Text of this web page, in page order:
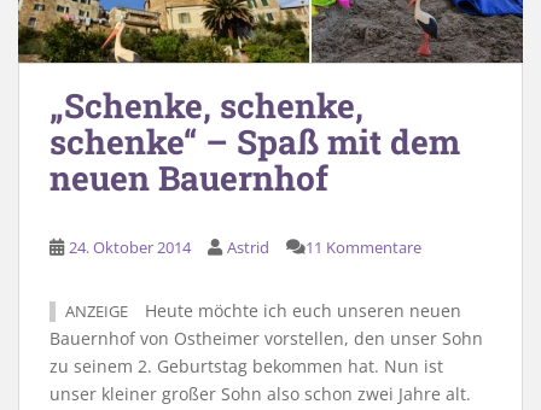
„Schenke, schenke,
schenke“ – Spaß mit dem
neuen Bauernhof
24. Oktober 2014 Astrid 11 Kommentare
ANZEIGE
Heute möchte ich euch unseren neuen
Bauernhof von Ostheimer vorstellen, den unser Sohn
zu seinem 2. Geburtstag bekommen hat. Nun ist
unser kleiner großer Sohn also schon zwei Jahre alt.